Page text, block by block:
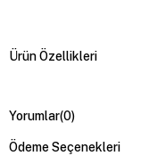
Ürün Özellikleri
Yorumlar(0)
Ödeme Seçenekleri